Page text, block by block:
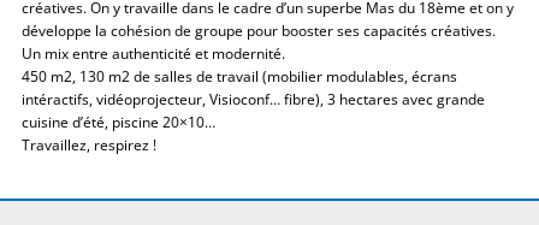
créatives. On y travaille dans le cadre d’un superbe Mas du 18ème et on y
développe la cohésion de groupe pour booster ses capacités créatives.
Un mix entre authenticité et modernité.
450 m2, 130 m2 de salles de travail (mobilier modulables, écrans
intéractifs, vidéoprojecteur, Visioconf… fibre), 3 hectares avec grande
cuisine d’été, piscine 20×10…
Travaillez, respirez !